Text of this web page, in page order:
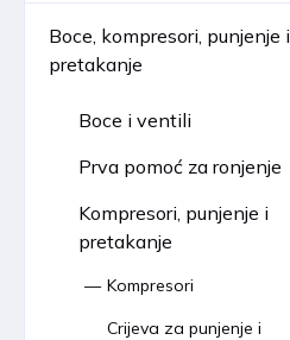
Boce, kompresori, punjenje i
pretakanje
Boce i ventili
Prva pomoć za ronjenje
Kompresori, punjenje i
pretakanje
Kompresori
Crijeva za punjenje i